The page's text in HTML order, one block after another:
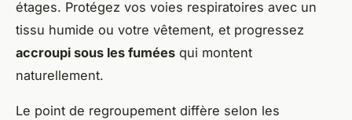
étages. Protégez vos voies respiratoires avec un
tissu humide ou votre vêtement, et progressez
accroupi sous les fumées qui montent
naturellement.
Le point de regroupement diffère selon les